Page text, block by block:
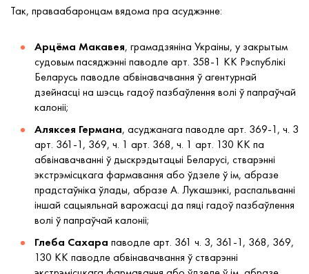
Так, праваабаронцам вядома пра асуджэнне:
Арцёма Макавея, грамадзяніна Украіны, у закрытым
судовым пасяджэнні паводле арт. 358-1 КК Рэспублікі
Беларусь паводле абвінавачвання ў агентурнай
дзейнасці на шэсць гадоў пазбаўлення волі ў папраўчай
калоніі;
Аляксея Германа, асуджанага паводле арт. 369-1, ч. 3
арт. 361-1, 369, ч. 1 арт. 368, ч. 1 арт. 130 КК па
абвінавачванні ў дыскрэдытацыі Беларусі, стварэнні
экстрэмісцкага фармавання або ўдзеле ў ім, абразе
прадстаўніка ўлады, абразе А. Лукашэнкі, распальванні
іншай сацыяльнай варожасці да пяці гадоў пазбаўлення
волі ў папраўчай калоніі;
Глеба Сахара паводле арт. 361 ч. 3, 361-1, 368, 369,
130 КК паводле абвінавачвання ў стварэнні